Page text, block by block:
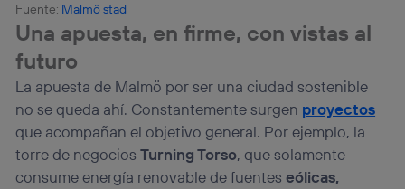
Fuente: Malmö stad
Una apuesta, en firme, con vistas al
futuro
La apuesta de Malmö por ser una ciudad sostenible
no se queda ahí. Constantemente surgen proyectos
que acompañan el objetivo general. Por ejemplo, la
torre de negociosTurning Torso, que solamente
consume energía renovable de fuenteseólicas,